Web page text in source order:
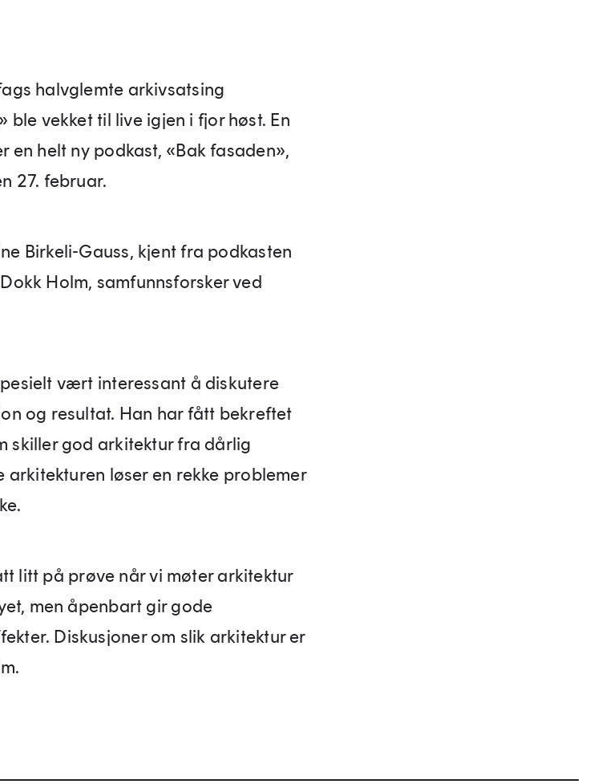
halvglemte arkivsatsing
ble vekket til live igjen i fjor høst. En
en helt ny podkast, «Bak fasaden»,
27. februar.
Birkeli-Gauss, kjent fra podkasten
Holm, samfunnsforsker ved
vært interessant å diskutere
og resultat. Han har fått bekreftet
skiller god arkitektur fra dårlig
arkitekturen løser en rekke problemer
litt på prøve når vi møter arkitektur
men åpenbart gir gode
Diskusjoner om slik arkitektur er